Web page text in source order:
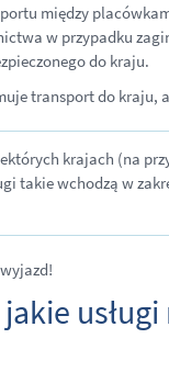
między
w przypadku
do kraju.
transport do kraju,
krajach (na
takie wchodzą w